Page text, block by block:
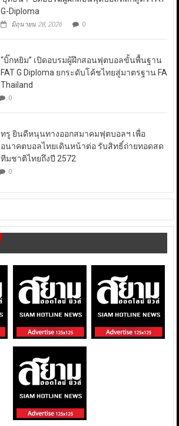
G-Diploma
มิถุนายน 28, 2026 0
“บิ๊กหยิม” เปิดอบรมผู้ฝึกสอนฟุตบอลขั้นพื้นฐาน
FAT G Diploma ยกระดับโค้ชไทยสู่มาตรฐาน FA
Thailand
0
ทรู ยินดีหนุนทางออกสมาคมฟุตบอลฯ เพื่อ
อนาคตบอลไทยเดินหน้าต่อ รับสิทธิ์ถ่ายทอดสด
ทีมชาติไทยถึงปี 2572
0